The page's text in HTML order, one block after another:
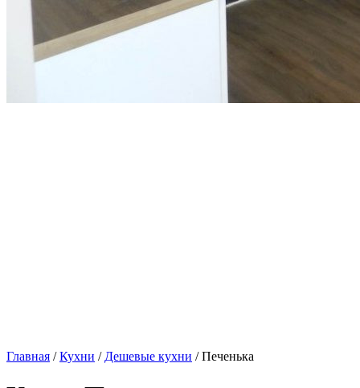
Главная /Кухни / Дешевые кухни / Печенька